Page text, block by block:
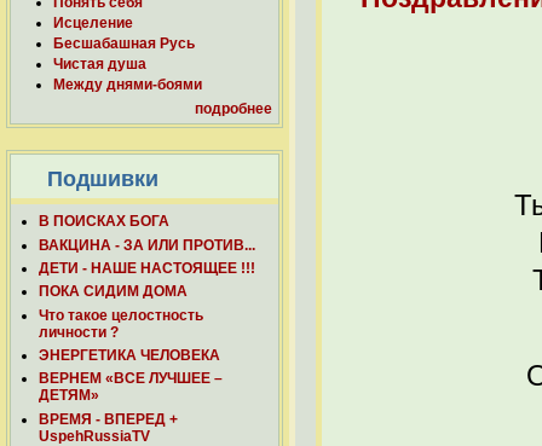
Исцеление
Бесшабашная Русь
Чистая душа
Между днями-боями
подробнее
Подшивки
В ПОИСКАХ БОГА
ВАКЦИНА - ЗА ИЛИ ПРОТИВ...
ДЕТИ - НАШЕ НАСТОЯЩЕЕ !!!
ПОКА СИДИМ ДОМА
Что такое целостность
личности ?
ЭНЕРГЕТИКА ЧЕЛОВЕКА
ВЕРНЕМ «ВСЕ ЛУЧШЕЕ –
ДЕТЯМ»
ВРЕМЯ - ВПЕРЕД +
UspehRussiaTV